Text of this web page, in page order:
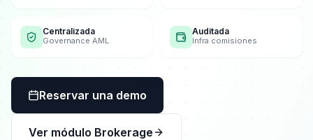
Centralizada
Governance AML
Auditada
Infra comisiones
Reservar una demo
Ver módulo Brokerage